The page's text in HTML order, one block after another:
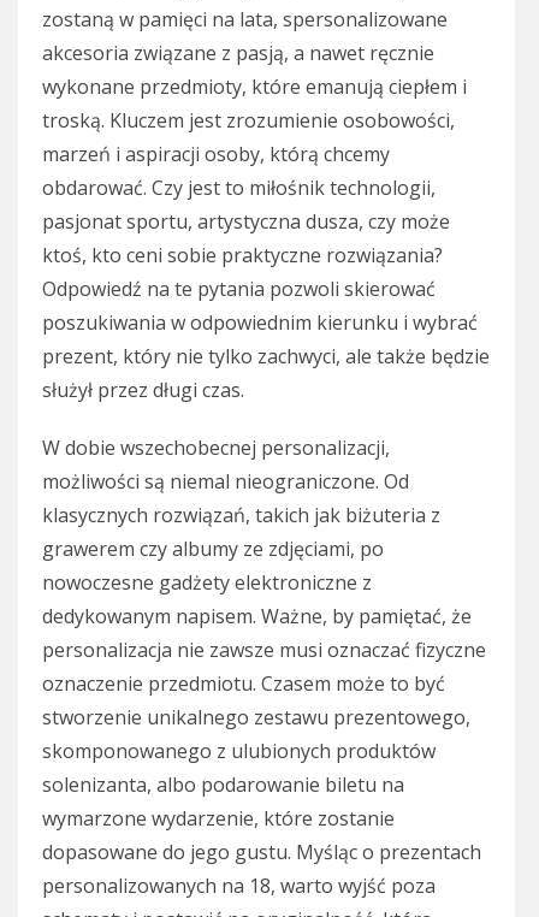
zostaną w pamięci na lata, spersonalizowane
akcesoria związane z pasją, a nawet ręcznie
wykonane przedmioty, które emanują ciepłem i
troską. Kluczem jest zrozumienie osobowości,
marzeń i aspiracji osoby, którą chcemy
obdarować. Czy jest to miłośnik technologii,
pasjonat sportu, artystyczna dusza, czy może
ktoś, kto ceni sobie praktyczne rozwiązania?
Odpowiedź na te pytania pozwoli skierować
poszukiwania w odpowiednim kierunku i wybrać
prezent, który nie tylko zachwyci, ale także będzie
służył przez długi czas.
W dobie wszechobecnej personalizacji,
możliwości są niemal nieograniczone. Od
klasycznych rozwiązań, takich jak biżuteria z
grawerem czy albumy ze zdjęciami, po
nowoczesne gadżety elektroniczne z
dedykowanym napisem. Ważne, by pamiętać, że
personalizacja nie zawsze musi oznaczać fizyczne
oznaczenie przedmiotu. Czasem może to być
stworzenie unikalnego zestawu prezentowego,
skomponowanego z ulubionych produktów
solenizanta, albo podarowanie biletu na
wymarzone wydarzenie, które zostanie
dopasowane do jego gustu. Myśląc o prezentach
personalizowanych na 18, warto wyjść poza